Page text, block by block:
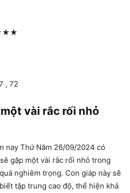
, 72
vài rắc rối nhỏ
nay Thứ Năm 26/09/2024 có
gặp một vài rắc rối nhỏ trong
nghiêm trọng. Con giáp này sẽ
tập trung cao độ, thể hiện khả